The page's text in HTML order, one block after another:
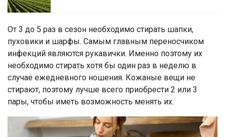
От 3 до 5 раз в сезон необходимо стирать шапки,
пуховики и шарфы. Самым главным переносчиком
инфекций являются рукавички. Именно поэтому их
необходимо стирать хотя бы один раз в неделю в
случае ежедневного ношения. Кожаные вещи не
стирают, поэтому лучше всего приобрести 2 или 3
пары, чтобы иметь возможность менять их.